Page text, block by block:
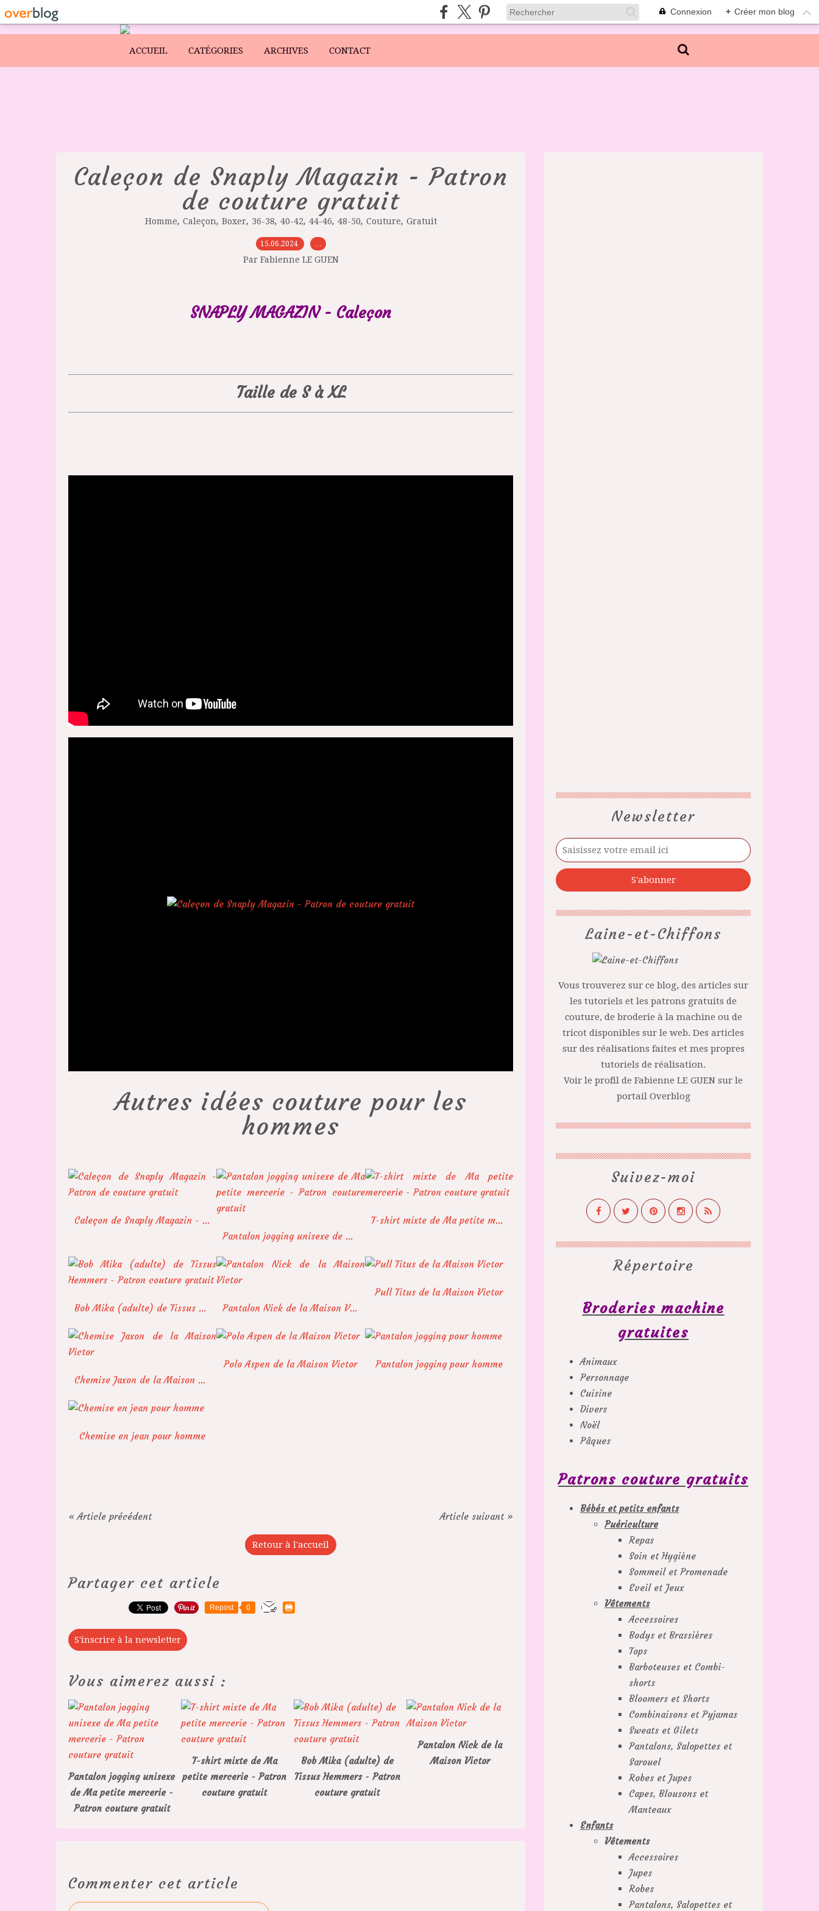
Connexion + Créer mon blog
ACCUEIL CATÉGORIES ARCHIVES CONTACT
Caleçon de Snaply Magazin - Patron
de couture gratuit
Homme, Caleçon, Boxer, 36-38, 40-42, 44-46, 48-50, Couture, Gratuit
15.06.2024 …
Par Fabienne LE GUEN
SNAPLY MAGAZIN - Caleçon
Taille de S à XL
Autres idées couture pour les
hommes
Caleçon de Snaply Magazin - Patron de couture gratuit
Pantalon jogging unisexe de Ma petite mercerie - Patron couture gratuit
T-shirt mixte de Ma petite mercerie - Patron couture gratuit
Bob Mika (adulte) de Tissus Hemmers - Patron couture gratuit Pantalon Nick de la Maison Victor
Pull Titus de la Maison Victor
Chemise Jaxon de la Maison Victor
Polo Aspen de la Maison Victor Pantalon jogging pour homme
Chemise en jean pour homme
« Article précédent Article suivant »
Retour à l'accueil
Partager cet article
Repost 0
S'inscrire à la newsletter
Vous aimerez aussi :
Pantalon jogging unisexe
de Ma petite mercerie -
Patron couture gratuit
T-shirt mixte de Ma
petite mercerie - Patron
couture gratuit
Bob Mika (adulte) de
Tissus Hemmers - Patron
couture gratuit
Pantalon Nick de la
Maison Victor
Commenter cet article
Newsletter
Laine-et-Chiffons
Vous trouverez sur ce blog, des articles sur
les tutoriels et les patrons gratuits de
couture, de broderie à la machine ou de
tricot disponibles sur le web. Des articles
sur des réalisations faites et mes propres
tutoriels de réalisation.
Voir le profil de Fabienne LE GUEN sur le
portail Overblog
Suivez-moi
Répertoire
Broderies machine
gratuites
Animaux
Personnage
Cuisine
Divers
Noël
Pâques
Patrons couture gratuits
Bébés et petits enfants
Puériculture
Repas
Soin et Hygiène
Sommeil et Promenade
Eveil et Jeux
Vêtements
Accessoires
Bodys et Brassières
Tops
Barboteuses et Combi-
shorts
Bloomers et Shorts
Combinaisons et Pyjamas
Sweats et Gilets
Pantalons, Salopettes et
Sarouel
Robes et Jupes
Capes, Blousons et
Manteaux
Enfants
Vêtements
Accessoires
Jupes
Robes
Pantalons, Salopettes et